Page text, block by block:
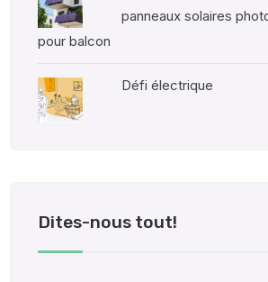
panneaux solaires
pour balcon
Défi électrique
Dites-nous tout!